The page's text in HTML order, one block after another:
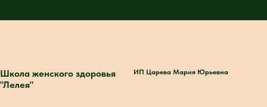
Школа женского здоровья
"Лелея"
ИП Царева Мария Юрьевна